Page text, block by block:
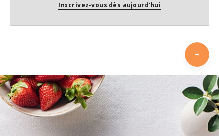
Inscrivez-vous dès aujourd'hui